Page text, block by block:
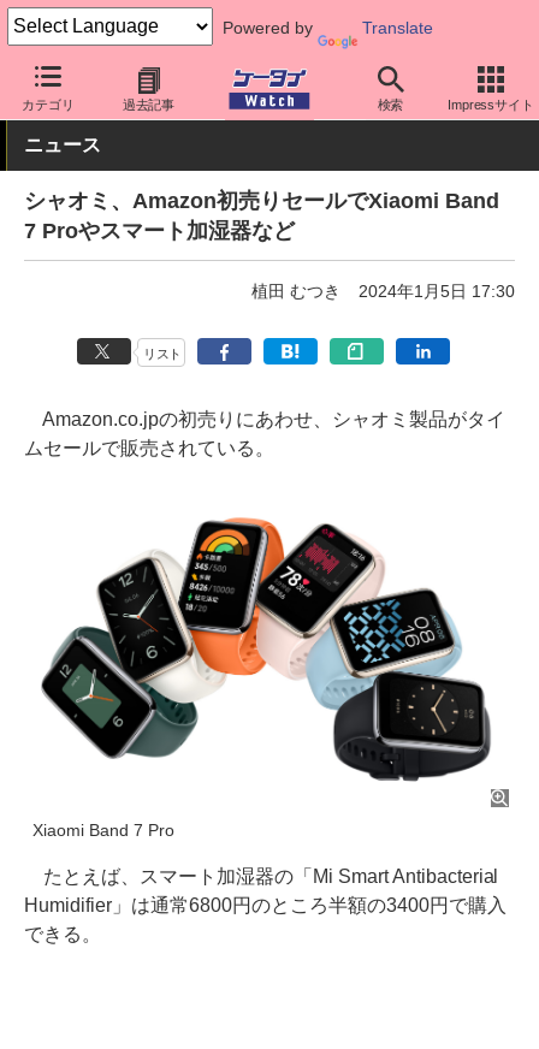
Powered by Translate
カテゴリ 過去記事 検索 Impressサイト
ケータイ Watch OS Android シャオミ
ニュース
シャオミ、Amazon初売りセールでXiaomi Band
7 Proやスマート加湿器など
植田 むつき 2024年1月5日 17:30
リスト
Amazon.co.jpの初売りにあわせ、シャオミ製品がタイ
ムセールで販売されている。
Xiaomi Band 7 Pro
たとえば、スマート加湿器の「Mi Smart Antibacterial
Humidifier」は通常6800円のところ半額の3400円で購入
できる。